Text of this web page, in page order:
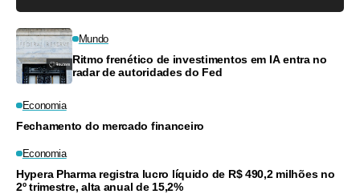
Mundo
Ritmo frenético de investimentos em IA entra no
radar de autoridades do Fed
Economia
Fechamento do mercado financeiro
Economia
Hypera Pharma registra lucro líquido de R$ 490,2 milhões no
2º trimestre, alta anual de 15,2%